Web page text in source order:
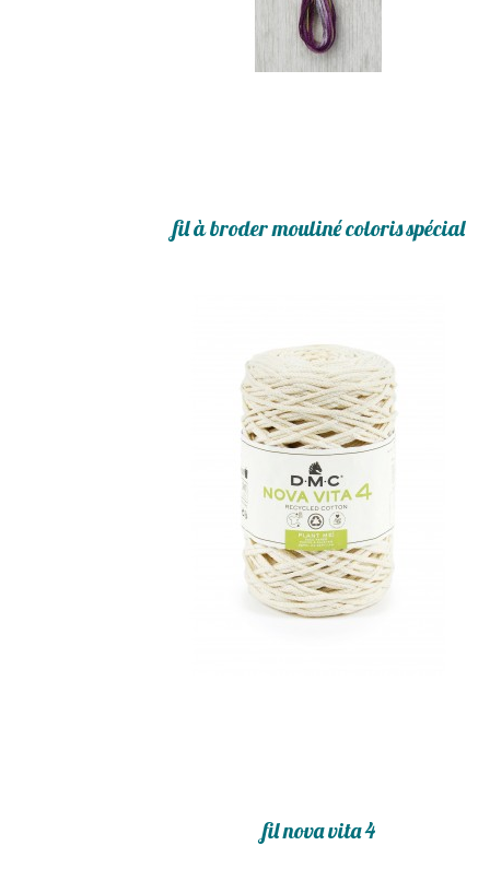
fil à broder mouliné coloris spécial
fil nova vita 4